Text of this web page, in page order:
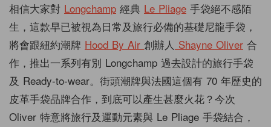
相信大家對 Longchamp 經典 Le Pliage 手袋絕不感陌
生，這款早已被視為日常及旅行必備的基礎尼龍手袋，
將會跟紐約潮牌 Hood By Air 創辦人 Shayne Oliver 合
作，推出一系列有別 Longchamp 過去設計的旅行手袋
及 Ready-to-wear。街頭潮牌與法國這個有 70 年歷史的
皮革手袋品牌合作，到底可以產生甚麼火花？今次
Oliver 特意將旅行及運動元素與 Le Pliage 手袋結合，